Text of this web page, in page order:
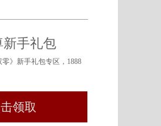
新手礼包
》新手礼包专区，1888
领取